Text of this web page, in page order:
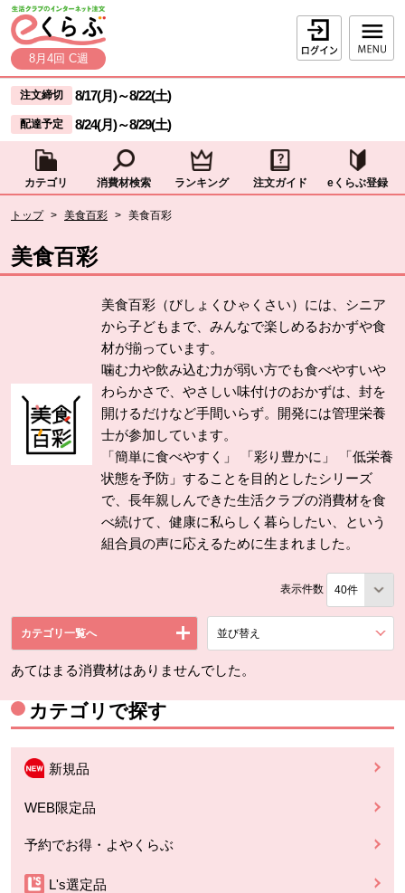
ページの先頭です。
本文へジャンプする。
8月4回 C週
ログイン
ここからサイト内共通メニューです。
サイト内共通メニューをスキップする
注文締切 8/17(月)～8/22(土)
配達予定 8/24(月)～8/29(土)
カテゴリ 消費材検索 ランキング 注文ガイド eくらぶ登録
トップ > 美食百彩 > 美食百彩
美食百彩
美食百彩（びしょくひゃくさい）には、シニア
から子どもまで、みんなで楽しめるおかずや食
材が揃っています。
噛む力や飲み込む力が弱い方でも食べやすいや
わらかさで、やさしい味付けのおかずは、封を
開けるだけなど手間いらず。開発には管理栄養
士が参加しています。
「簡単に食べやすく」 「彩り豊かに」 「低栄養
状態を予防」することを目的としたシリーズ
で、長年親しんできた生活クラブの消費材を食
べ続けて、健康に私らしく暮らしたい、という
組合員の声に応えるために生まれました。
表示件数
カテゴリ一覧へ 並び替え
あてはまる消費材はありませんでした。
カテゴリで探す
新規品
WEB限定品
予約でお得・よやくらぶ
L's選定品